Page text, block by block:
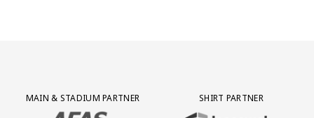
Partner Logos Grid
MAIN & STADIUM PARTNER
BEZOEK ONZE MAIN & STADIUM PARTNER AFAS SOFTWARE
SHIRT PARTNER
BEZOEK ONZE SHIRT PARTNER